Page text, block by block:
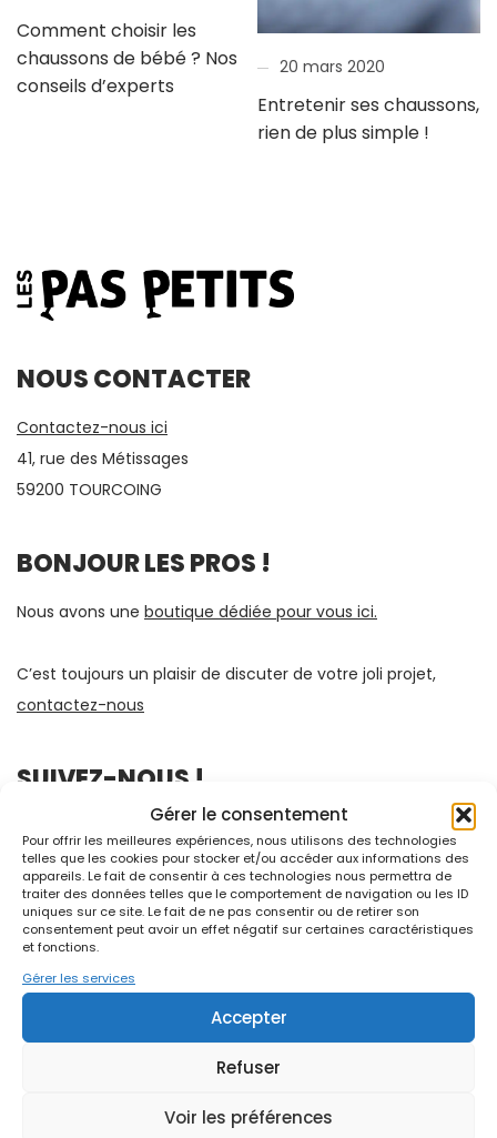
Gérer le consentement
Pour offrir les meilleures expériences, nous utilisons des technologies
telles que les cookies pour stocker et/ou accéder aux informations des
appareils. Le fait de consentir à ces technologies nous permettra de
traiter des données telles que le comportement de navigation ou les ID
uniques sur ce site. Le fait de ne pas consentir ou de retirer son
consentement peut avoir un effet négatif sur certaines caractéristiques
et fonctions.
Gérer les services
Accepter
Refuser
Voir les préférences
Comment choisir les
chaussons de bébé ? Nos
conseils d’experts
20 mars 2020
Entretenir ses chaussons,
rien de plus simple !
NOUS CONTACTER
Contactez-nous ici
41, rue des Métissages
59200 TOURCOING
BONJOUR LES PROS !
Nous avons une boutique dédiée pour vous ici.
C’est toujours un plaisir de discuter de votre joli projet,
contactez-nous
SUIVEZ-NOUS !
FAQ
Conditions Générales de Vente
Dossier de presse
© OVM Communication